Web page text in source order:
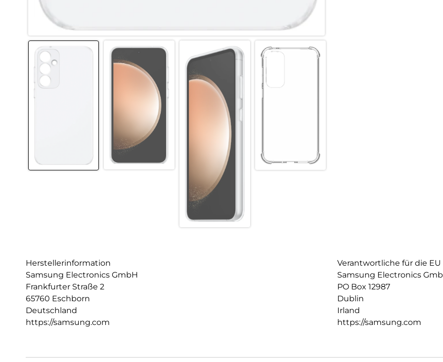
Herstellerinformation
Samsung Electronics GmbH
Frankfurter Straße 2
65760 Eschborn
Deutschland
https://samsung.com
Verantwortliche für die EU
Samsung Electronics
PO Box 12987
Dublin
Irland
https://samsung.com